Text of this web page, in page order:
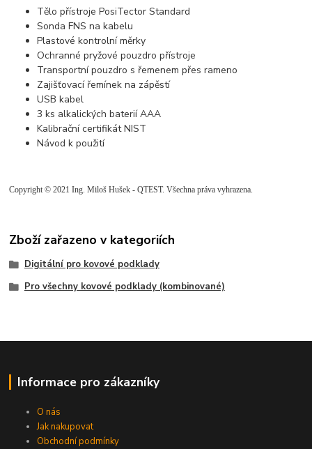
Tělo přístroje PosiTector Standard
Sonda FNS na kabelu
Plastové kontrolní měrky
Ochranné pryžové pouzdro přístroje
Transportní pouzdro s řemenem přes rameno
Zajišťovací řemínek na zápěstí
USB kabel
3 ks alkalických baterií AAA
Kalibrační certifikát NIST
Návod k použití
Copyright © 2021 Ing. Miloš Hušek - QTEST. Všechna práva vyhrazena.
Zboží zařazeno v kategoriích
Digitální pro kovové podklady
Pro všechny kovové podklady (kombinované)
Informace pro zákazníky
O nás
Jak nakupovat
Obchodní podmínky